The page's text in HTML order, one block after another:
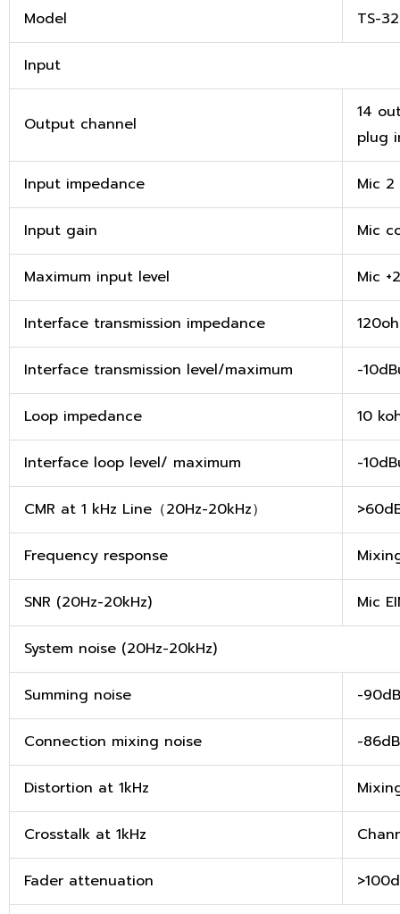
Model TS-
Input
Output channel
14
plug
Input impedance Mic
Input gain Mic
Maximum input level Mic
Interface transmission impedance
Interface transmission level/maximum -
Loop impedance 10
Interface loop level/ maximum -
CMR at 1 kHz Line（20Hz-20kHz）
Frequency response
SNR (20Hz-20kHz) Mic
System noise (20Hz-20kHz)
Summing noise -
Connection mixing noise -
Distortion at 1kHz
Crosstalk at 1kHz
Fader attenuation